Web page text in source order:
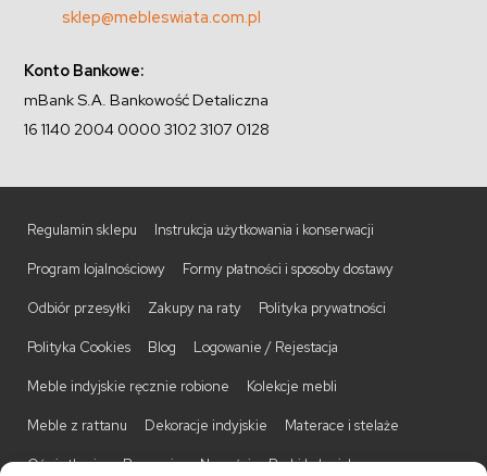
sklep@mebleswiata.com.pl
Konto Bankowe:
mBank S.A. Bankowość Detaliczna
16 1140 2004 0000 3102 3107 0128
Regulamin sklepu Instrukcja użytkowania i konserwacji
Program lojalnościowy Formy płatności i sposoby dostawy
Odbiór przesyłki Zakupy na raty Polityka prywatności
Polityka Cookies Blog Logowanie / Rejestacja
Meble indyjskie ręcznie robione Kolekcje mebli
Meble z rattanu Dekoracje indyjskie Materace i stelaże
Oświetlenie Promocje Nowości Barki kolonialne